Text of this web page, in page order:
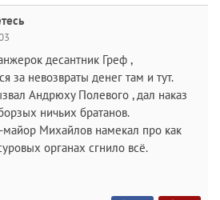
десантник Греф ,
за невозвраты денег там и тут.
Андрюху Полевого , дал наказ
ничьих братанов.
Михайлов намекал про как
органах сгнило всё.